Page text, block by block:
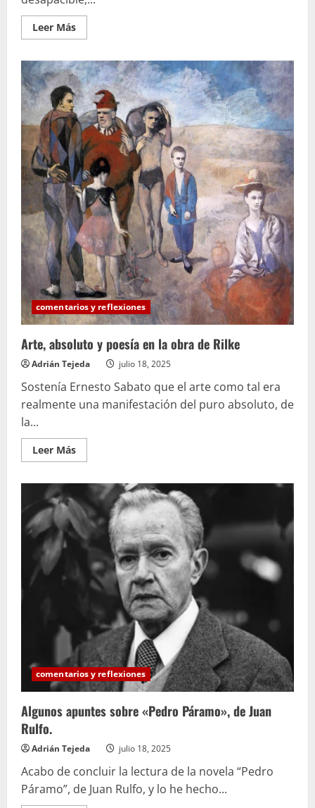
Leer MásLeer
más
En
el
balcón
del
fin
del
mundo
comentarios y reflexiones
Arte, absoluto y poesía en la obra de Rilke
Adrián Tejeda julio 18, 2025
Sostenía Ernesto Sabato que el arte como tal era
realmente una manifestación del puro absoluto, de
la...
Leer MásLeer
más
Arte,
absoluto
y
poesía
en
la
obra
Rilke
comentarios y reflexiones
Algunos apuntes sobre «Pedro Páramo», de Juan
Rulfo.
Adrián Tejeda julio 18, 2025
Acabo de concluir la lectura de la novela “Pedro
Páramo”, de Juan Rulfo, y lo he hecho...